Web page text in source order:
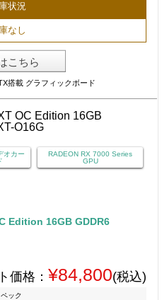
状況
なし
こちら
搭載 グラフィックボード
オカー
RADEON RX 7000 Series
GPU
Edition 16GB GDDR6
価格： ¥84,800(税込)
ペック